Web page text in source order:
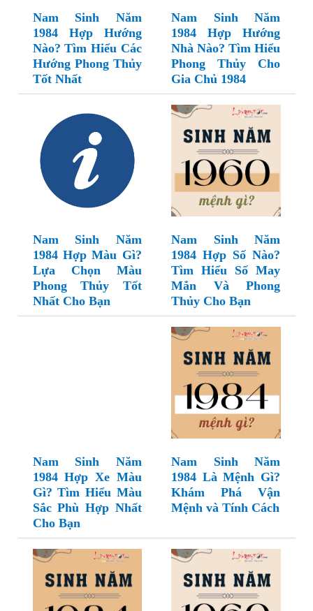
Nam Sinh Năm
1984 Hợp Hướng
Nào? Tìm Hiểu Các
Hướng Phong Thủy
Tốt Nhất
Nam Sinh Năm
1984 Hợp Hướng
Nhà Nào? Tìm Hiểu
Phong Thủy Cho
Gia Chủ 1984
Nam Sinh Năm
1984 Hợp Màu Gì?
Lựa Chọn Màu
Phong Thủy Tốt
Nhất Cho Bạn
Nam Sinh Năm
1984 Hợp Số Nào?
Tìm Hiểu Số May
Mắn Và Phong
Thủy Cho Bạn
Nam Sinh Năm
1984 Hợp Xe Màu
Gì? Tìm Hiểu Màu
Sắc Phù Hợp Nhất
Cho Bạn
Nam Sinh Năm
1984 Là Mệnh Gì?
Khám Phá Vận
Mệnh và Tính Cách